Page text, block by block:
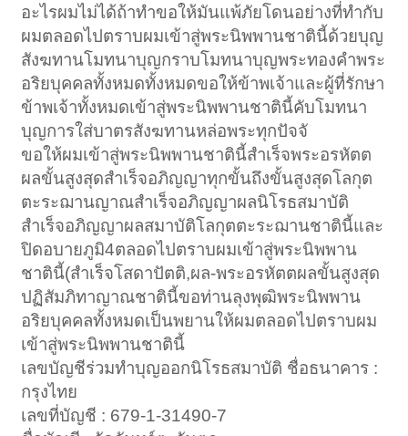
อะไรผมไม่ได้ถ้าทำขอให้มันแพ้ภัยโดนอย่างที่ทำกับ
ผมตลอดไปตราบผมเข้าสู่พระนิพพานชาตินี้ด้วยบุญ
สังฆทานโมทนาบุญกราบโมทนาบุญพระทองคำพระ
อริยบุคคลทั้งหมดทั้งหมดขอให้ข้าพเจ้าและผู้ที่รักษา
ข้าพเจ้าทั้งหมดเข้าสู่พระนิพพานชาตินี้คับโมทนา
บุญการใส่บาตรสังฆทานหล่อพระทุกปัจจั
ขอให้ผมเข้าสู่พระนิพพานชาตินี้สำเร็จพระอรหัตต
ผลขั้นสูงสุดสำเร็จอภิญญาทุกขั้นถึงขั้นสูงสุดโลกุต
ตะระฌานญาณสำเร็จอภิญญาผลนิโรธสมาบัติ
สำเร็จอภิญญาผลสมาบัติโลกุตตะระฌานชาตินี้และ
ปิดอบายภูมิ4ตลอดไปตราบผมเข้าสู่พระนิพพาน
ชาตินี้(สำเร็จโสดาปัตติ,ผล-พระอรหัตตผลขั้นสูงสุด
ปฏิสัมภิทาญาณชาตินี้ขอท่านลุงพุฒิพระนิพพาน
อริยบุคคลทั้งหมดเป็นพยานให้ผมตลอดไปตราบผม
เข้าสู่พระนิพพานชาตินี้
เลขบัญชีร่วมทำบุญออกนิโรธสมาบัติ ชื่อธนาคาร :
กรุงไทย
เลขที่บัญชี : 679-1-31490-7